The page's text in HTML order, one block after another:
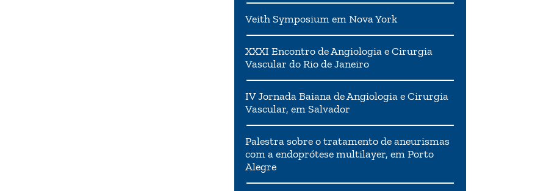
Veith Symposium em Nova York
XXXI Encontro de Angiologia e Cirurgia
Vascular do Rio de Janeiro
IV Jornada Baiana de Angiologia e Cirurgia
Vascular, em Salvador
Palestra sobre o tratamento de aneurismas
com a endoprótese multilayer, em Porto
Alegre